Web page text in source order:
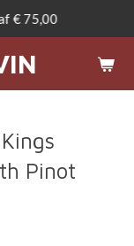
€ 75,00
Pinot